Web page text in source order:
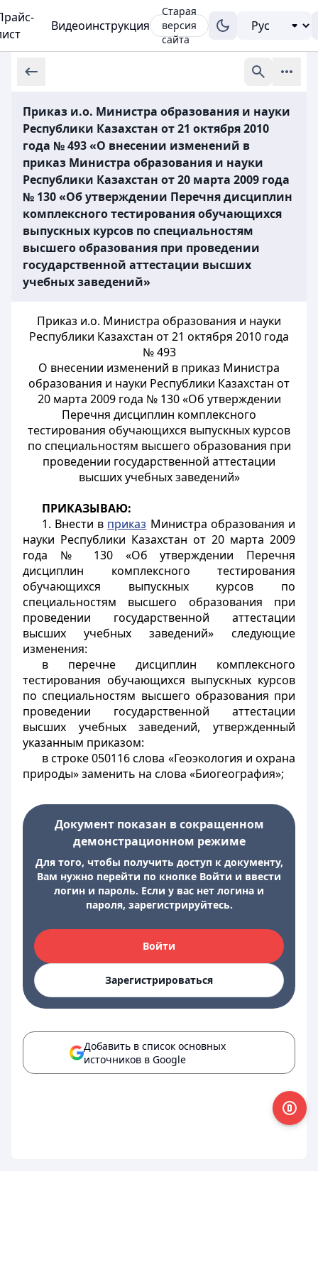
Видеоинструкция
Старая
версия
сайта
Приказ и.о. Министра образования и науки
Республики Казахстан от 21 октября 2010
года № 493 «О внесении изменений в
приказ Министра образования и науки
Республики Казахстан от 20 марта 2009 года
№ 130 «Об утверждении Перечня дисциплин
комплексного тестирования обучающихся
выпускных курсов по специальностям
высшего образования при проведении
государственной аттестации высших
учебных заведений»
Приказ и.о. Министра образования и науки
Республики Казахстан от 21 октября 2010 года
№ 493
О внесении изменений в приказ Министра
образования и науки Республики Казахстан от
20 марта 2009 года № 130 «Об утверждении
Перечня дисциплин комплексного
тестирования обучающихся выпускных курсов
по специальностям высшего образования при
проведении государственной аттестации
высших учебных заведений»
ПРИКАЗЫВАЮ:
1. Внести в приказ Министра образования и
науки Республики Казахстан от 20 марта 2009
года № 130 «Об утверждении Перечня
дисциплин комплексного тестирования
обучающихся выпускных курсов по
специальностям высшего образования при
проведении государственной аттестации
высших учебных заведений» следующие
изменения:
в перечне дисциплин комплексного
тестирования обучающихся выпускных курсов
по специальностям высшего образования при
проведении государственной аттестации
высших учебных заведений, утвержденный
указанным приказом:
в строке 050116 слова «Геоэкология и охрана
природы» заменить на слова «Биогеография»;
Документ показан в сокращенном
демонстрационном режиме
Для того, чтобы получить доступ к документу,
Вам нужно перейти по кнопке Войти и ввести
логин и пароль. Если у вас нет логина и
пароля, зарегистрируйтесь.
Войти
Зарегистрироваться
Добавить в список основных
источников в Google